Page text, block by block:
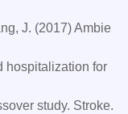
J. (2017) Ambie
hospitalization for
study. Stroke.